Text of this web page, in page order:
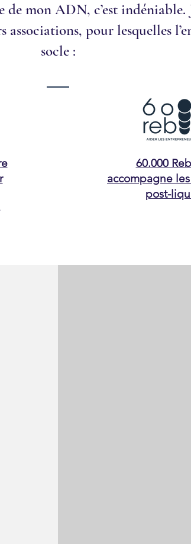
mon ADN, c’est indéniable.
associations, pour lesquelles
socle :​​
60.000
accompagne
post-